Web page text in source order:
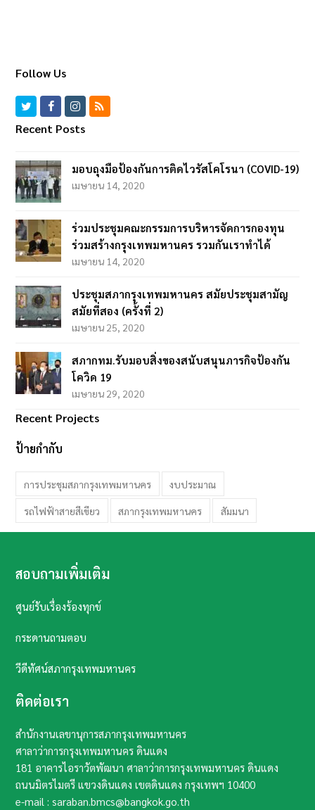
Follow Us
w
t
t
F
a
e
b
o
k
I
n
t
a
r
a
m
Recent Posts
มอบถุงมือป้องกันการติดไวรัสโคโรนา (COVID-19)
เมษายน 14, 2020
ร่วมประชุมคณะกรรมการบริหารจัดการกองทุน
ร่วมสร้างกรุงเทพมหานคร รวมกันเราทำได้
เมษายน 14, 2020
ประชุมสภากรุงเทพมหานคร สมัยประชุมสามัญ
สมัยที่สอง (ครั้งที่ 2)
เมษายน 25, 2020
สภากทม.รับมอบสิ่งของสนับสนุนภารกิจป้องกัน
โควิด 19
เมษายน 29, 2020
Recent Projects
ป้ายกำกับ
การประชุมสภากรุงเทพมหานคร งบประมาณ
รถไฟฟ้าสายสีเขียว สภากรุงเทพมหานคร สัมมนา
สอบถามเพิ่มเติม
ศูนย์รับเรื่องร้องทุกข์
กระดานถามตอบ
วีดีทัศน์สภากรุงเทพมหานคร
ติดต่อเรา
สำนักงานเลขานุการสภากรุงเทพมหานคร
ศาลาว่าการกรุงเทพมหานคร ดินแดง
181 อาคารไอราวัตพัฒนา ศาลาว่าการกรุงเทพมหานคร ดินแดง
ถนนมิตรไมตรี แขวงดินแดง เขตดินแดง กรุงเทพฯ​ 10400​
e-mail : saraban.bmcs@bangkok.go.th